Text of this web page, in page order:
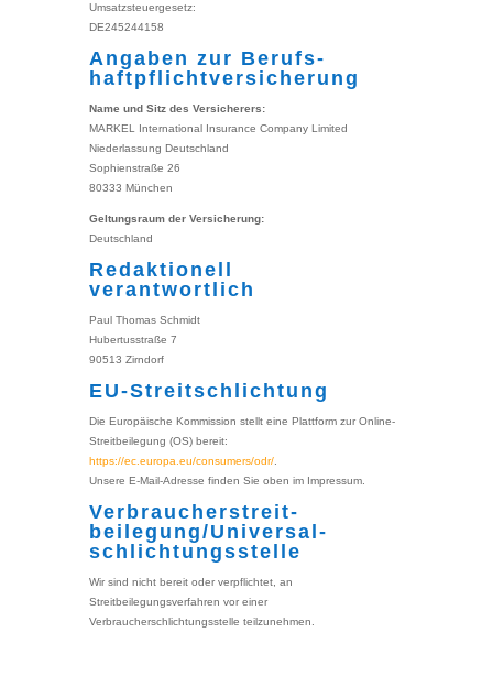
Umsatzsteuergesetz:
DE245244158
Angaben zur Berufs­
haftpflicht­versicherung
Name und Sitz des Versicherers:
MARKEL International Insurance Company Limited
Niederlassung Deutschland
Sophienstraße 26
80333 München
Geltungsraum der Versicherung:
Deutschland
Redaktionell
verantwortlich
Paul Thomas Schmidt
Hubertusstraße 7
90513 Zirndorf
EU-Streitschlichtung
Die Europäische Kommission stellt eine Plattform zur Online-
Streitbeilegung (OS) bereit:
https://ec.europa.eu/consumers/odr/.
Unsere E-Mail-Adresse finden Sie oben im Impressum.
Verbraucher­streit­
beilegung/Universal­
schlichtungs­stelle
Wir sind nicht bereit oder verpflichtet, an
Streitbeilegungsverfahren vor einer
Verbraucherschlichtungsstelle teilzunehmen.